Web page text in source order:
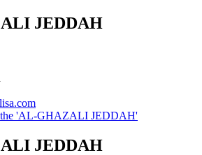
JEDDAH
'AL-GHAZALI JEDDAH'
JEDDAH